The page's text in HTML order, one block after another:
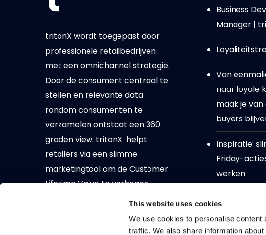
This website uses cookies
We use cookies to personalise
traffic. We also share information
tritonX wordt toegepast door
professionele retailbedrijven
met een omnichannel strategie.
Door de consument centraal te
stellen en relevante data
rondom consumenten te
verzamelen ontstaat een 360
graden view. tritonX helpt
retailers via een slimme
marketingtool om de Customer
Lifetime Value te verhogen.
Business
Manager |
Van
naar loyale
maak je
buyers
Inspiratie:
Friday-
werken
belonen